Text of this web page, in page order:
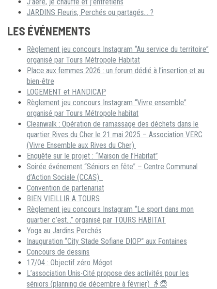
JARDINS Fleuris, Perchés ou partagés… ?
LES ÉVÉNEMENTS
Règlement jeu concours Instagram “Au service du territoire”
organisé par Tours Métropole Habitat
Place aux femmes 2026 : un forum dédié à l’insertion et au
bien-être
LOGEMENT et HANDICAP
Règlement jeu concours Instagram “Vivre ensemble”
organisé par Tours Métropole habitat
Cleanwalk : Opération de ramassage des déchets dans le
quartier Rives du Cher le 21 mai 2025 – Association VERC
(Vivre Ensemble aux Rives du Cher)
Enquête sur le projet : “Maison de l’Habitat”
Soirée événement “Séniors en fête” – Centre Communal
d’Action Sociale (CCAS)
Convention de partenariat
BIEN VIEILLIR A TOURS
Règlement jeu concours Instagram “Le sport dans mon
quartier c’est…” organisé par TOURS HABITAT
Yoga au Jardins Perchés
Inauguration “City Stade Sofiane DIOP” aux Fontaines
Concours de dessins
17/04 : Objectif zéro Mégot
L’association Unis-Cité propose des activités pour les
séniors (planning de décembre à février) 👵🧓